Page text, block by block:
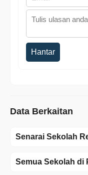
Hantar
Data Berkaitan
Senarai Sekolah
Semua Sekolah di